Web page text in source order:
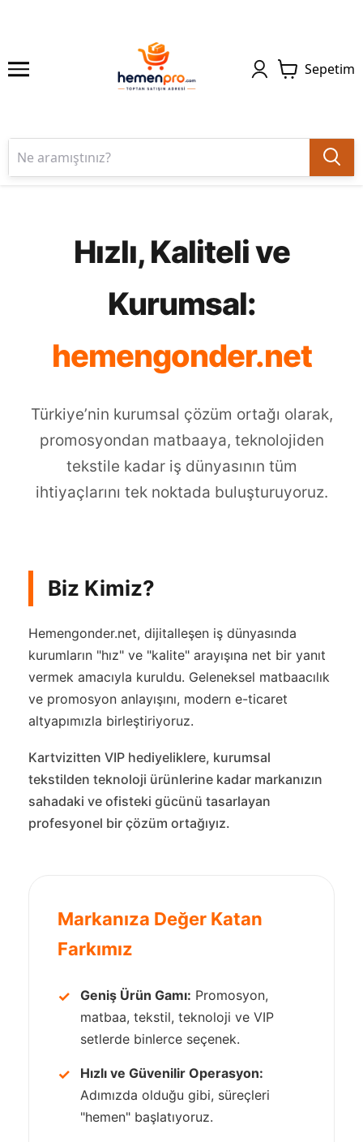
Sepetim
Hızlı, Kaliteli ve
Kurumsal:
hemengonder.net
Türkiye’nin kurumsal çözüm ortağı olarak,
promosyondan matbaaya, teknolojiden
tekstile kadar iş dünyasının tüm
ihtiyaçlarını tek noktada buluşturuyoruz.
Biz Kimiz?
Hemengonder.net, dijitalleşen iş dünyasında
kurumların "hız" ve "kalite" arayışına net bir yanıt
vermek amacıyla kuruldu. Geleneksel matbaacılık
ve promosyon anlayışını, modern e-ticaret
altyapımızla birleştiriyoruz.
Kartvizitten VIP hediyeliklere, kurumsal
tekstilden teknoloji ürünlerine kadar markanızın
sahadaki ve ofisteki gücünü tasarlayan
profesyonel bir çözüm ortağıyız.
Markanıza Değer Katan
Farkımız
✓ Geniş Ürün Gamı: Promosyon,
matbaa, tekstil, teknoloji ve VIP
setlerde binlerce seçenek.
✓
Hızlı ve Güvenilir Operasyon:
Adımızda olduğu gibi, süreçleri
"hemen" başlatıyoruz.